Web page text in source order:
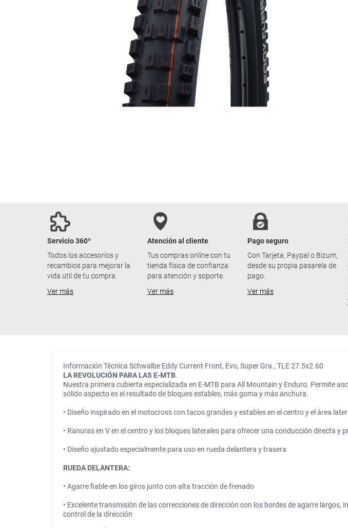
Servicio 360º
Todos los accesorios y
recambios para mejorar la
vida util de tu compra.
Ver más
Atención al cliente
Tus compras online con tu
tienda física de confianza
para atención y soporte.
Ver más
Pago seguro
Con Tarjeta, Paypal o Bizum,
desde su propia pasarela de
pago.
Ver más
Información Técnica Schwalbe Eddy Current Front, Evo, Super Gra., TLE 27.5x2.60
LA REVOLUCIÓN PARA LAS E-MTB.
Nuestra primera cubierta especializada en E-MTB para All Mountain y Enduro. Permite
sólido aspecto es el resultado de bloques estables, más goma y más anchura.
• Diseño inspirado en el motocross con tacos grandes y estables en el centro y el área
• Ranuras en V en el centro y los bloques laterales para ofrecer una conducción directa y
• Diseño ajustado especialmente para uso en rueda delantera y trasera
RUEDA DELANTERA:
• Agarre fiable en los giros junto con alta tracción de frenado
• Excelente transmisión de las correcciones de dirección con los bordes de agarre
control de la dirección